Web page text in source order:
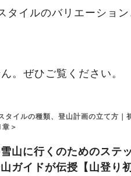
イルのバリエーショ
。ぜひご覧ください。
タイルの種類、登山計画の立て方｜
＞
山に行くのためのステ
ガイドが伝授【山登り